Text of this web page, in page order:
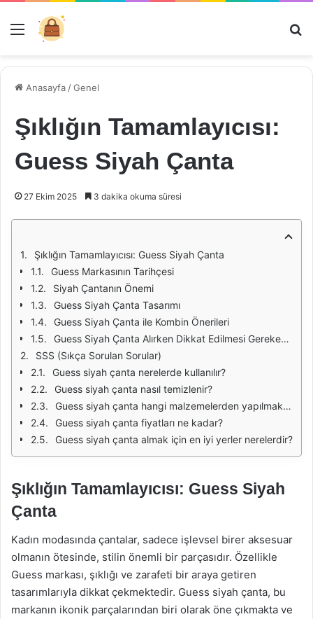
Menü
Anasayfa /Genel
Şıklığın Tamamlayıcısı:
Guess Siyah Çanta
27 Ekim 2025 3 dakika okuma süresi
Şıklığın Tamamlayıcısı: Guess Siyah Çanta
Guess Markasının Tarihçesi
Siyah Çantanın Önemi
Guess Siyah Çanta Tasarımı
Guess Siyah Çanta ile Kombin Önerileri
Guess Siyah Çanta Alırken Dikkat Edilmesi Gerekenler
SSS (Sıkça Sorulan Sorular)
Guess siyah çanta nerelerde kullanılır?
Guess siyah çanta nasıl temizlenir?
Guess siyah çanta hangi malzemelerden yapılmaktadır?
Guess siyah çanta fiyatları ne kadar?
Guess siyah çanta almak için en iyi yerler nerelerdir?
Şıklığın Tamamlayıcısı: Guess Siyah
Çanta
Kadın modasında çantalar, sadece işlevsel birer aksesuar
olmanın ötesinde, stilin önemli bir parçasıdır. Özellikle
Guess markası, şıklığı ve zarafeti bir araya getiren
tasarımlarıyla dikkat çekmektedir. Guess siyah çanta, bu
markanın ikonik parçalarından biri olarak öne çıkmakta ve